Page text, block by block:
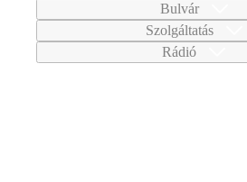
Bulvár
Szolgáltatás
Rádió